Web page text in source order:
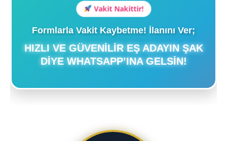
Vakit Nakittir!
Formlarla Vakit Kaybetme! İlanını Ver;
HIZLI VE GÜVENILIR EŞ ADAYIN ŞAK
DIYE WHATSAPP’INA GELSIN!